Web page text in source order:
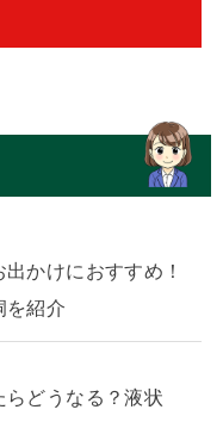
出かけにおすすめ！
を紹介
らどうなる？液状